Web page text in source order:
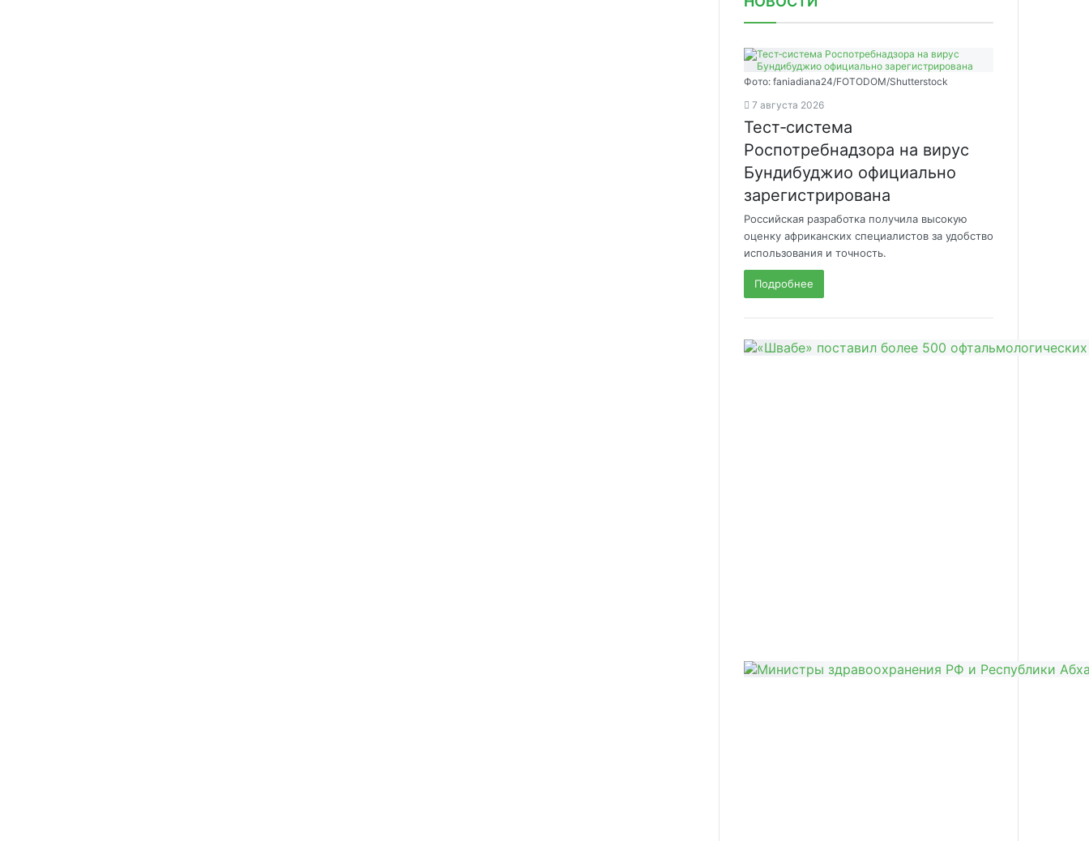
Фото: faniadiana24/FOTODOM/Shutterstock
7 августа 2026
Тест‑система
Роспотребнадзора на вирус
Бундибуджио официально
зарегистрирована
Российская разработка получила высокую
оценку африканских специалистов за удобство
использования и точность.
Подробнее